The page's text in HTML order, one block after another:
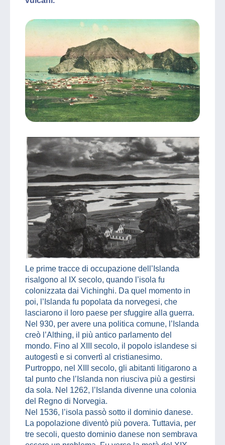
Le prime tracce di occupazione dell’Islanda
risalgono al IX secolo, quando l’isola fu
colonizzata dai Vichinghi. Da quel momento in
poi, l’Islanda fu popolata da norvegesi, che
lasciarono il loro paese per sfuggire alla guerra.
Nel 930, per avere una politica comune, l’Islanda
creò l’Althing, il più antico parlamento del
mondo. Fino al XIII secolo, il popolo islandese si
autogestì e si convertì al cristianesimo.
Purtroppo, nel XIII secolo, gli abitanti litigarono a
tal punto che l’Islanda non riusciva più a gestirsi
da sola. Nel 1262, l’Islanda divenne una colonia
del Regno di Norvegia.
Nel 1536, l’isola passò sotto il dominio danese.
La popolazione diventò più povera. Tuttavia, per
tre secoli, questo dominio danese non sembrava